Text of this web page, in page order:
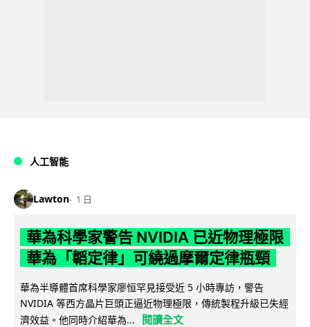
人工智能
Lawton 1 日
華為科學家警告 NVIDIA 已近物理極限
華為「韜定律」可繞過摩爾定律瓶頸
華為半導體首席科學家廖恒罕見接受近 5 小時專訪，警告
NVIDIA 等西方晶片巨頭正逼近物理極限，傳統製程升級已失經
濟效益。他同時介紹華為...
閱讀全文